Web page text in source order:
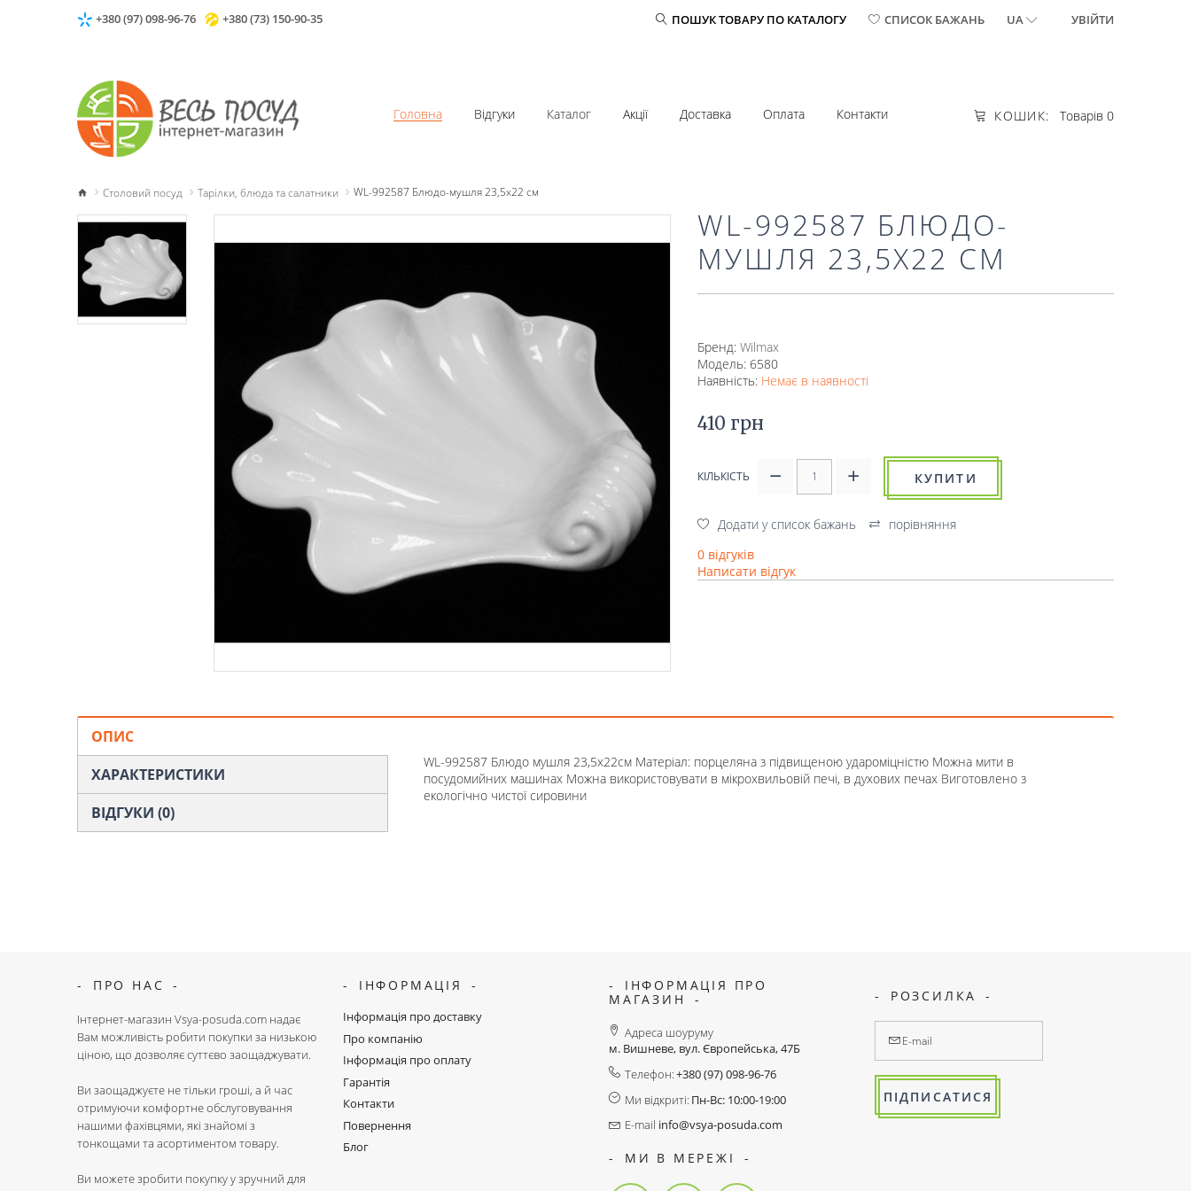
+380 (97) 098-96-76 +380 (73) 150-90-35 ПОШУК ТОВАРУ ПО КАТАЛОГУ СПИСОК БАЖАНЬ UA УВІЙТИ
КОШИК: Товарів 0
Головна Відгуки Каталог Акції Доставка Оплата Контакти
Столовий посуд Тарілки, блюда та салатники WL-992587 Блюдо-мушля 23,5x22 см
WL-992587 БЛЮДО-
МУШЛЯ 23,5X22 СМ
Бренд: Wilmax
Модель: 6580
Наявність: Немає в наявності
410 грн
КІЛЬКІСТЬ КУПИТИ
Додати у список бажань
порівняння
0 відгуків
Написати відгук
ОПИС
ХАРАКТЕРИСТИКИ
ВІДГУКИ (0)
WL-992587 Блюдо мушля 23,5x22см Матеріал: порцеляна з підвищеною удароміцністю Можна мити в
посудомийних машинах Можна використовувати в мікрохвильовій печі, в духових печах Виготовлено з
екологічно чистої сировини
ПРО НАС
Інтернет-магазин Vsya-posuda.com надає
Вам можливість робити покупки за низькою
ціною, що дозволяє суттєво заощаджувати.
Ви заощаджуєте не тільки гроші, а й час
отримуючи комфортне обслуговування
нашими фахівцями, які знайомі з
тонкощами та асортиментом товару.
Ви можете зробити покупку у зручний для
ІНФОРМАЦІЯ
Інформація про доставку
Про компанію
Інформація про оплату
Гарантія
Контакти
Повернення
Блог
ІНФОРМАЦІЯ ПРО
МАГАЗИН
Адреса шоуруму
м. Вишневе, вул. Європейська, 47Б
Телефон:+380 (97) 098-96-76
Ми відкриті: Пн-Вс: 10:00-19:00
E-mail info@vsya-posuda.com
МИ В МЕРЕЖІ
РОЗСИЛКА
ПІДПИСАТИСЯ